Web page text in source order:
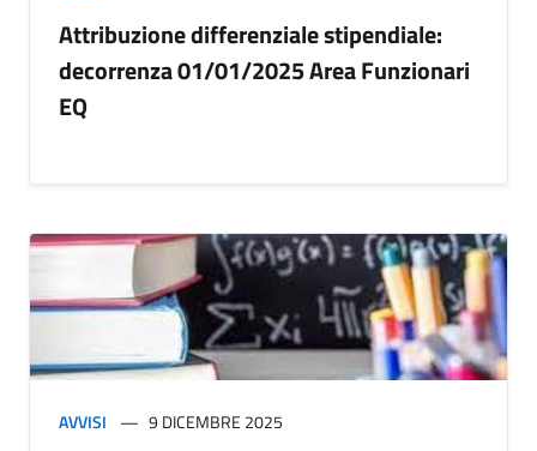
Attribuzione differenziale stipendiale:
decorrenza 01/01/2025 Area Funzionari
EQ
AVVISI 9 DICEMBRE 2025